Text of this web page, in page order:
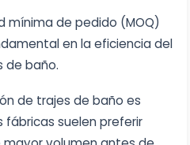
mínima de pedido (MOQ)
en la eficiencia del
de baño.
de trajes de baño es
suelen preferir